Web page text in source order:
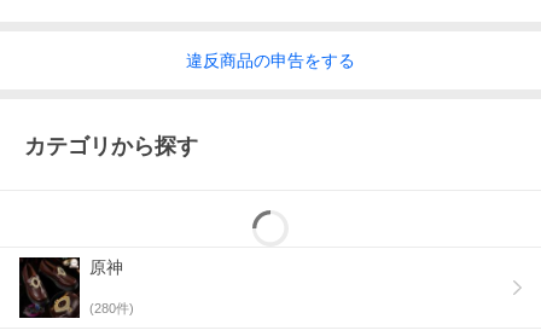
違反商品の申告をする
カテゴリから探す
原神
(280件)